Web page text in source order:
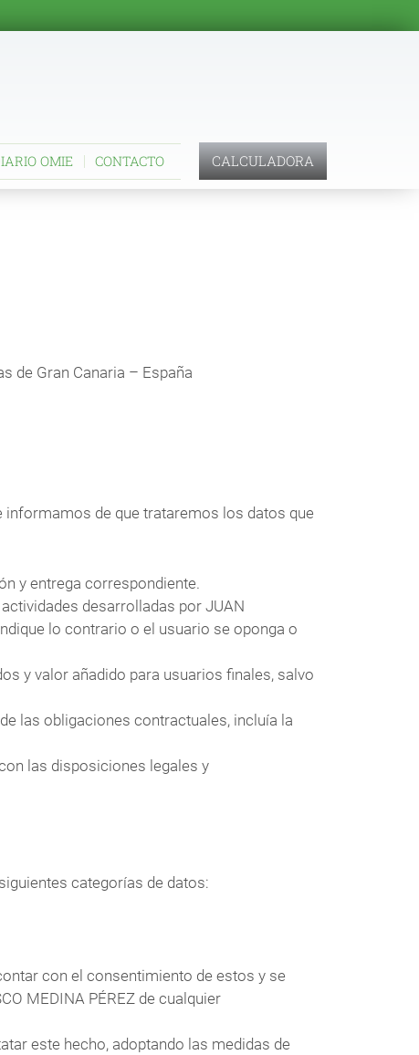
OMIE CONTACTO CALCULADORA
de Gran Canaria – España
informamos de que trataremos los datos que
y entrega correspondiente.
desarrolladas por JUAN
lo contrario o el usuario se oponga o
y valor añadido para usuarios finales, salvo
las obligaciones contractuales, incluía la
las disposiciones legales y
categorías de datos:
con el consentimiento de estos y se
MEDINA PÉREZ de cualquier
este hecho, adoptando las medidas de